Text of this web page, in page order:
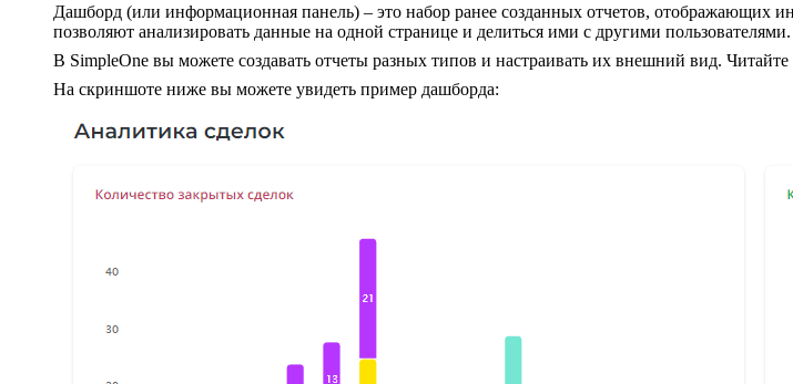
Дашборд (или информационная панель) – это набор ранее созданных отчетов,
позволяют анализировать данные на одной странице и делиться ими с другими пользователями.
В SimpleOne вы можете создавать отчеты разных типов и настраивать их внешний вид. Читайте
На скриншоте ниже вы можете увидеть пример дашборда: